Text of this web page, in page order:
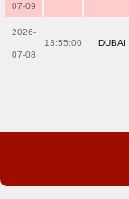
07-09
2026-
07-08
13:55:00 DUBAI